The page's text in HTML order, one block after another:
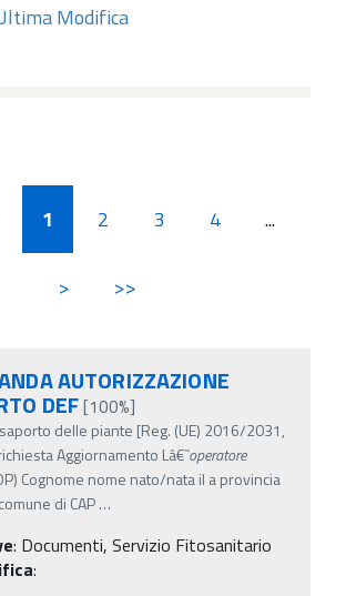
Modifica
1 2 3 4 ...
> >>
AUTORIZZAZIONE
DEF[100%]
delle piante [Reg. (UE) 2016/2031,
Aggiornamento Lâ€˜operatore
Cognome nome nato/nata il a provincia
di CAP…
: Documenti, Servizio Fitosanitario
: